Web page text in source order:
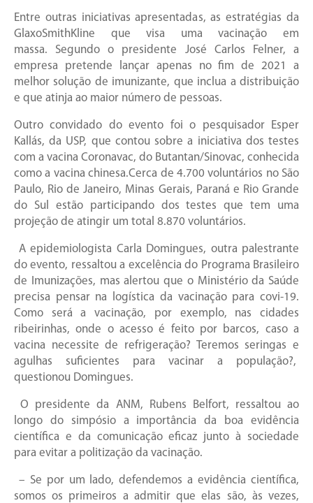
Entre outras iniciativas apresentadas, as estratégias da
GlaxoSmithKline que visa uma vacinação em
massa. Segundo o presidente José Carlos Felner, a
empresa pretende lançar apenas no fim de 2021 a
melhor solução de imunizante, que inclua a distribuição
e que atinja ao maior número de pessoas.
Outro convidado do evento foi o pesquisador Esper
Kallás, da USP, que contou sobre a iniciativa dos testes
com a vacina Coronavac, do Butantan/Sinovac, conhecida
como a vacina chinesa.Cerca de 4.700 voluntários no São
Paulo, Rio de Janeiro, Minas Gerais, Paraná e Rio Grande
do Sul estão participando dos testes que tem uma
projeção de atingir um total 8.870 voluntários.
A epidemiologista Carla Domingues, outra palestrante
do evento, ressaltou a excelência do Programa Brasileiro
de Imunizações, mas alertou que o Ministério da Saúde
precisa pensar na logística da vacinação para covi-19.
Como será a vacinação, por exemplo, nas cidades
ribeirinhas, onde o acesso é feito por barcos, caso a
vacina necessite de refrigeração? Teremos seringas e
agulhas suficientes para vacinar a população?,
questionou Domingues.
O presidente da ANM, Rubens Belfort, ressaltou ao
longo do simpósio a importância da boa evidência
científica e da comunicação eficaz junto à sociedade
para evitar a politização da vacinação.
– Se por um lado, defendemos a evidência científica,
somos os primeiros a admitir que elas são, às vezes,